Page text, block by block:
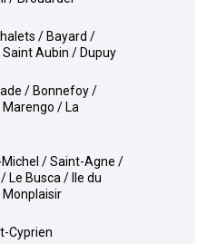
Aubin / Dupuy
/ La
Le Busca / Ile du
Monplaisir
Cyprien